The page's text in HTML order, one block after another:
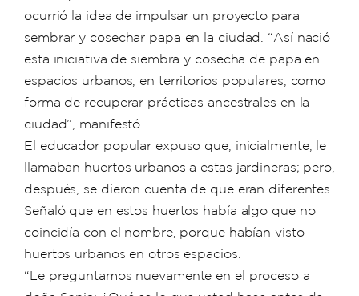
ocurrió la idea de impulsar un proyecto para
sembrar y cosechar papa en la ciudad. “Así nació
esta iniciativa de siembra y cosecha de papa en
espacios urbanos, en territorios populares, como
forma de recuperar prácticas ancestrales en la
ciudad”, manifestó.
El educador popular expuso que, inicialmente, le
llamaban huertos urbanos a estas jardineras; pero,
después, se dieron cuenta de que eran diferentes.
Señaló que en estos huertos había algo que no
coincidía con el nombre, porque habían visto
huertos urbanos en otros espacios.
“Le preguntamos nuevamente en el proceso a